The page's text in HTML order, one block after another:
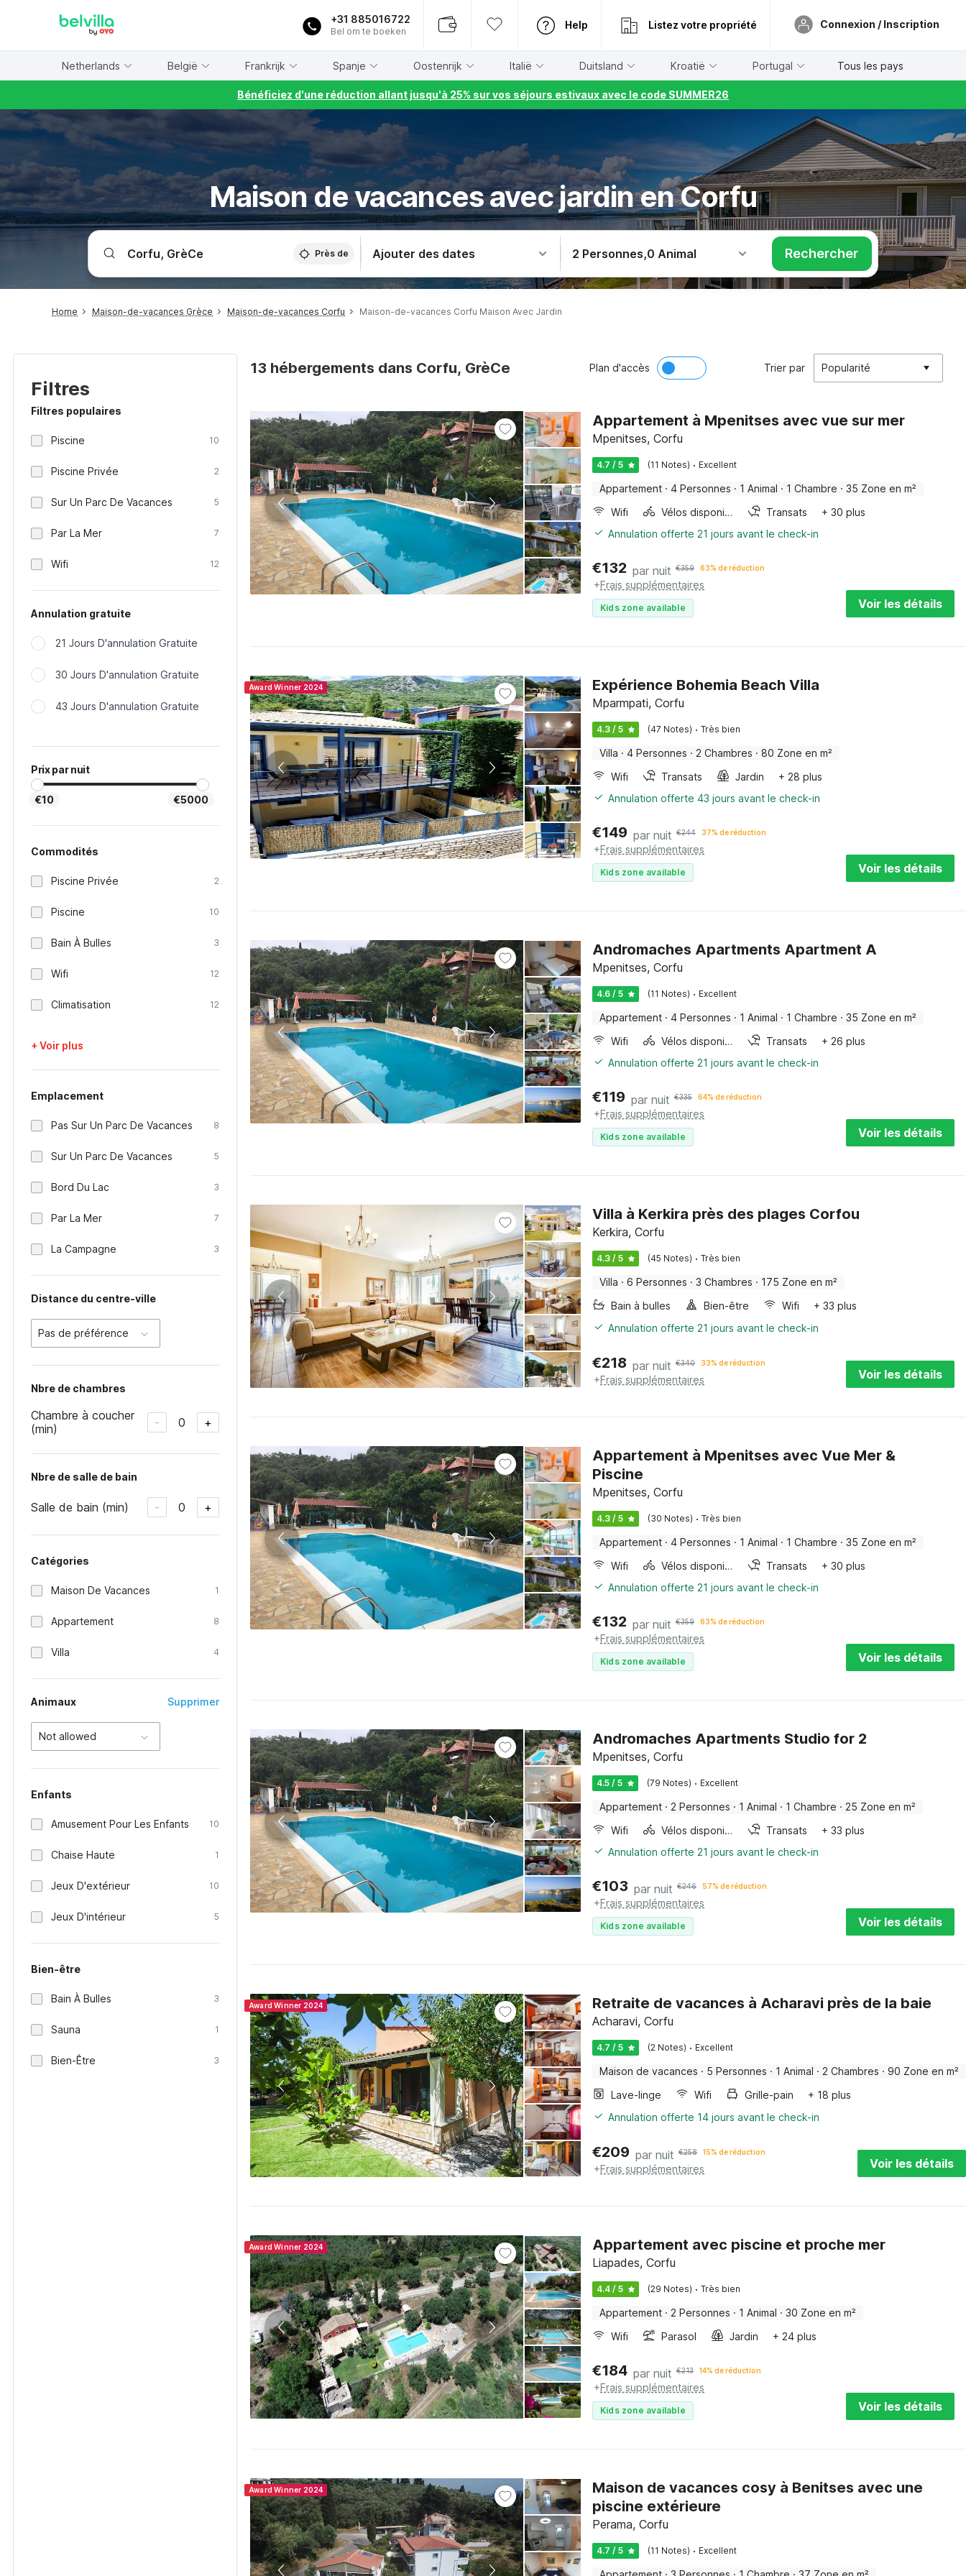
+31 885016722
Bel om te boeken
Help Listez votre propriété Connexion / Inscription
Netherlands België Frankrijk Spanje Oostenrijk Italië Duitsland Kroatië Portugal Tous les pays
Bénéficiez d'une réduction allant jusqu'à 25% sur vos séjours estivaux avec le code SUMMER26
Maison de vacances avec jardin en Corfu
Près de Ajouter des dates 2 Personnes,0 Animal Rechercher
Home Maison-de-vacances Grèce Maison-de-vacances Corfu Maison-de-vacances Corfu Maison Avec Jardin
Filtres
Filtres populaires
Piscine 10
Piscine Privée 2
Sur Un Parc De Vacances 5
Par La Mer 7
Wifi 12
Annulation gratuite
21 Jours D'annulation Gratuite
30 Jours D'annulation Gratuite
43 Jours D'annulation Gratuite
Prix par nuit
€10 €5000
Commodités
Piscine Privée 2
Piscine 10
Bain À Bulles 3
Wifi 12
Climatisation 12
+ Voir plus
Emplacement
Pas Sur Un Parc De Vacances 8
Sur Un Parc De Vacances 5
Bord Du Lac 3
Par La Mer 7
La Campagne 3
Distance du centre-ville
Pas de préférence
Nbre de chambres
Chambre à coucher
(min)
- 0 +
Nbre de salle de bain
Salle de bain (min) - 0 +
Catégories
Maison De Vacances 1
Appartement 8
Villa 4
Animaux Supprimer
Not allowed
Enfants
Amusement Pour Les Enfants 10
Chaise Haute 1
Jeux D'extérieur 10
Jeux D'intérieur 5
Bien-être
Bain À Bulles 3
Sauna 1
Bien-Être 3
13 hébergements dans Corfu, GrèCe Plan d'accès Trier par Popularité
Appartement à Mpenitses avec vue sur mer
Mpenitses, Corfu
4.7 / 5 (11 Notes) · Excellent
Appartement · 4 Personnes · 1 Animal · 1 Chambre · 35 Zone en m²
Wifi
Vélos disponibles Transats
+ 30 plus
Annulation offerte 21 jours avant le check-in
€132 par nuit €359 63% de réduction
+Frais supplémentaires
Kids zone available Voir les détails
Award Winner 2024 Expérience Bohemia Beach Villa
Mparmpati, Corfu
4.3 / 5 (47 Notes) · Très bien
Villa · 4 Personnes · 2 Chambres · 80 Zone en m²
Wifi
Transats Jardin
+ 28 plus
Annulation offerte 43 jours avant le check-in
€149 par nuit €244 37% de réduction
+Frais supplémentaires
Kids zone available Voir les détails
Andromaches Apartments Apartment A
Mpenitses, Corfu
4.6 / 5 (11 Notes) · Excellent
Appartement · 4 Personnes · 1 Animal · 1 Chambre · 35 Zone en m²
Wifi
Vélos disponibles Transats
+ 26 plus
Annulation offerte 21 jours avant le check-in
€119 par nuit €335 64% de réduction
+Frais supplémentaires
Kids zone available Voir les détails
Villa à Kerkira près des plages Corfou
Kerkira, Corfu
4.3 / 5 (45 Notes) · Très bien
Villa · 6 Personnes · 3 Chambres · 175 Zone en m²
Bain à bulles
Bien-être Wifi
+ 33 plus
Annulation offerte 21 jours avant le check-in
€218 par nuit €340 33% de réduction
+Frais supplémentaires Voir les détails
Appartement à Mpenitses avec Vue Mer &
Piscine
Mpenitses, Corfu
4.3 / 5 (30 Notes) · Très bien
Appartement · 4 Personnes · 1 Animal · 1 Chambre · 35 Zone en m²
Wifi
Vélos disponibles Transats
+ 30 plus
Annulation offerte 21 jours avant le check-in
€132 par nuit €359 63% de réduction
+Frais supplémentaires
Kids zone available Voir les détails
Andromaches Apartments Studio for 2
Mpenitses, Corfu
4.5 / 5 (79 Notes) · Excellent
Appartement · 2 Personnes · 1 Animal · 1 Chambre · 25 Zone en m²
Wifi
Vélos disponibles Transats
+ 33 plus
Annulation offerte 21 jours avant le check-in
€103 par nuit €246 57% de réduction
+Frais supplémentaires
Kids zone available Voir les détails
Award Winner 2024 Retraite de vacances à Acharavi près de la baie
Acharavi, Corfu
4.7 / 5 (2 Notes) · Excellent
Maison de vacances · 5 Personnes · 1 Animal · 2 Chambres · 90 Zone en m²
Lave-linge
Wifi Grille-pain
+ 18 plus
Annulation offerte 14 jours avant le check-in
€209 par nuit €258 15% de réduction
+Frais supplémentaires Voir les détails
Award Winner 2024 Appartement avec piscine et proche mer
Liapades, Corfu
4.4 / 5 (29 Notes) · Très bien
Appartement · 2 Personnes · 1 Animal · 30 Zone en m²
Wifi
Parasol Jardin + 24 plus
€184 par nuit €213 14% de réduction
+Frais supplémentaires
Kids zone available Voir les détails
Award Winner 2024
Maison de vacances cosy à Benitses avec une
piscine extérieure
Perama, Corfu
4.7 / 5 (11 Notes) · Excellent